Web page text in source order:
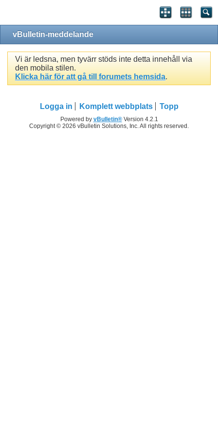
vBulletin-meddelande
Vi är ledsna, men tyvärr stöds inte detta innehåll via
den mobila stilen.
Klicka här för att gå till forumets hemsida.
Logga in Komplett webbplats Topp
Powered by vBulletin®Version 4.2.1
Copyright © 2026 vBulletin Solutions, Inc. All rights reserved.